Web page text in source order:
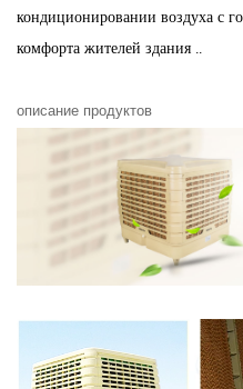
кондиционировании воздуха с
комфорта жителей здания ..
описание продуктов